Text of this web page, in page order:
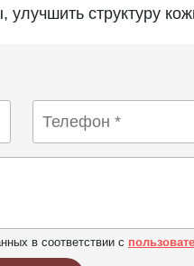
структуру
в соответствии с